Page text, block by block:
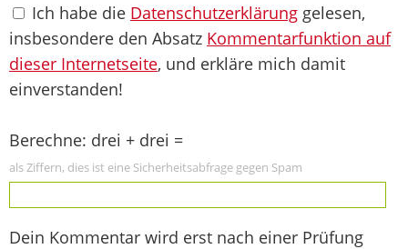
Ich habe die Datenschutzerklärung gelesen,
insbesondere den Absatz Kommentarfunktion auf
dieser Internetseite, und erkläre mich damit
einverstanden!
Berechne: drei + drei =
als Ziffern, dies ist eine Sicherheitsabfrage gegen Spam
Dein Kommentar wird erst nach einer Prüfung